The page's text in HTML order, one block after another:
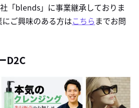
「blends」に事業継承しておりま
にご興味のある方はこちら までお問
D2C